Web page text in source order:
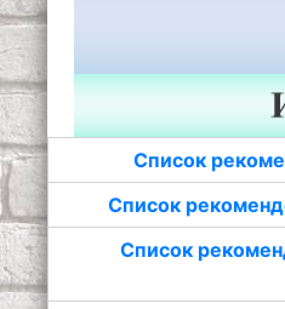
Список
Список
Список